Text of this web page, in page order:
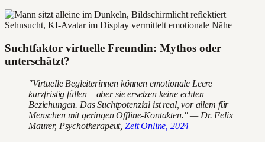
Suchtfaktor virtuelle Freundin: Mythos oder
unterschätzt?
"Virtuelle Begleiterinnen können emotionale Leere
kurzfristig füllen – aber sie ersetzen keine echten
Beziehungen. Das Suchtpotenzial ist real, vor allem für
Menschen mit geringen Offline-Kontakten." — Dr. Felix
Maurer, Psychotherapeut, Zeit Online, 2024